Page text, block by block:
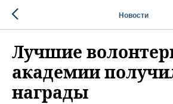
Новости
Лучшие
академии
награды